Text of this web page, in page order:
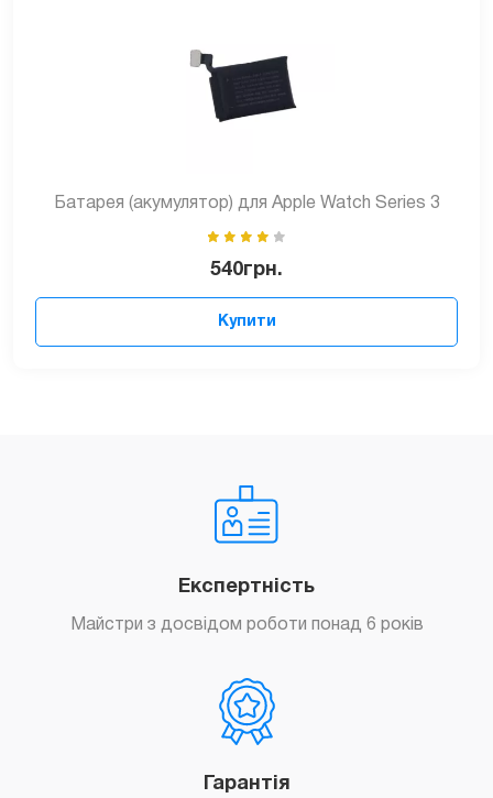
Батарея (акумулятор) для Apple Watch Series 3
540грн.
Купити
Експертність
Майстри з досвідом роботи понад 6 років
Гарантія